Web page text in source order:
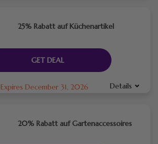
25% Rabatt auf Küchenartikel
GET DEAL
Expires December 31, 2026 Details
20% Rabatt auf Gartenaccessoires